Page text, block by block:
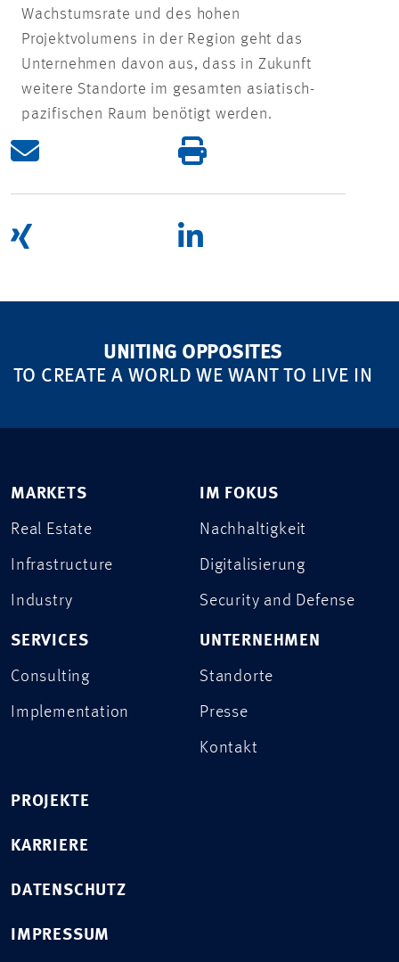
Wachstumsrate und des hohen
Projektvolumens in der Region geht das
Unternehmen davon aus, dass in Zukunft
weitere Standorte im gesamten asiatisch-
pazifischen Raum benötigt werden.
UNITING OPPOSITES
TO CREATE A WORLD WE WANT TO LIVE IN
MARKETS
Real Estate
Infrastructure
Industry
SERVICES
Consulting
Implementation
IM FOKUS
Nachhaltigkeit
Digitalisierung
Security and Defense
UNTERNEHMEN
Standorte
Presse
Kontakt
PROJEKTE
KARRIERE
DATENSCHUTZ
IMPRESSUM